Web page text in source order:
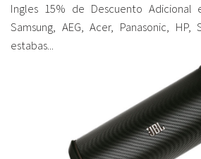
Ingles 15% de Descuento Adicional
Samsung, AEG, Acer, Panasonic,
estabas...